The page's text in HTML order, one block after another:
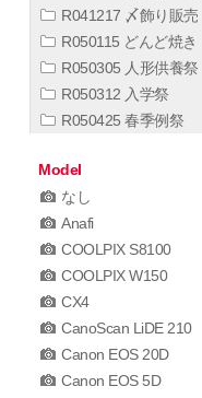
R041217 〆飾り販売
R050115 どんど焼き
R050305 人形供養祭
R050312 入学祭
R050425 春季例祭
Model
なし
Anafi
COOLPIX S8100
COOLPIX W150
CX4
CanoScan LiDE 210
Canon EOS 20D
Canon EOS 5D